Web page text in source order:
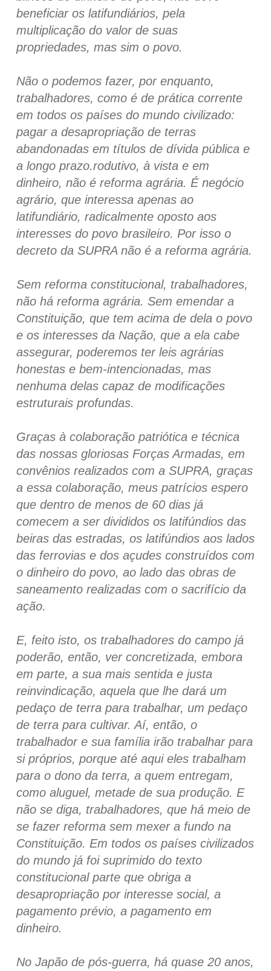
beneficiar os latifundiários, pela
multiplicação do valor de suas
propriedades, mas sim o povo.
Não o podemos fazer, por enquanto,
trabalhadores, como é de prática corrente
em todos os países do mundo civilizado:
pagar a desapropriação de terras
abandonadas em títulos de dívida pública e
a longo prazo.rodutivo, à vista e em
dinheiro, não é reforma agrária. É negócio
agrário, que interessa apenas ao
latifundiário, radicalmente oposto aos
interesses do povo brasileiro. Por isso o
decreto da SUPRA não é a reforma agrária.
Sem reforma constitucional, trabalhadores,
não há reforma agrária. Sem emendar a
Constituição, que tem acima de dela o povo
e os interesses da Nação, que a ela cabe
assegurar, poderemos ter leis agrárias
honestas e bem-intencionadas, mas
nenhuma delas capaz de modificações
estruturais profundas.
Graças à colaboração patriótica e técnica
das nossas gloriosas Forças Armadas, em
convênios realizados com a SUPRA, graças
a essa colaboração, meus patrícios espero
que dentro de menos de 60 dias já
comecem a ser divididos os latifúndios das
beiras das estradas, os latifúndios aos lados
das ferrovias e dos açudes construídos com
o dinheiro do povo, ao lado das obras de
saneamento realizadas com o sacrifício da
ação.
E, feito isto, os trabalhadores do campo já
poderão, então, ver concretizada, embora
em parte, a sua mais sentida e justa
reinvindicação, aquela que lhe dará um
pedaço de terra para trabalhar, um pedaço
de terra para cultivar. Aí, então, o
trabalhador e sua família irão trabalhar para
si próprios, porque até aqui eles trabalham
para o dono da terra, a quem entregam,
como aluguel, metade de sua produção. E
não se diga, trabalhadores, que há meio de
se fazer reforma sem mexer a fundo na
Constituição. Em todos os países civilizados
do mundo já foi suprimido do texto
constitucional parte que obriga a
desapropriação por interesse social, a
pagamento prévio, a pagamento em
dinheiro.
No Japão de pós-guerra, há quase 20 anos,